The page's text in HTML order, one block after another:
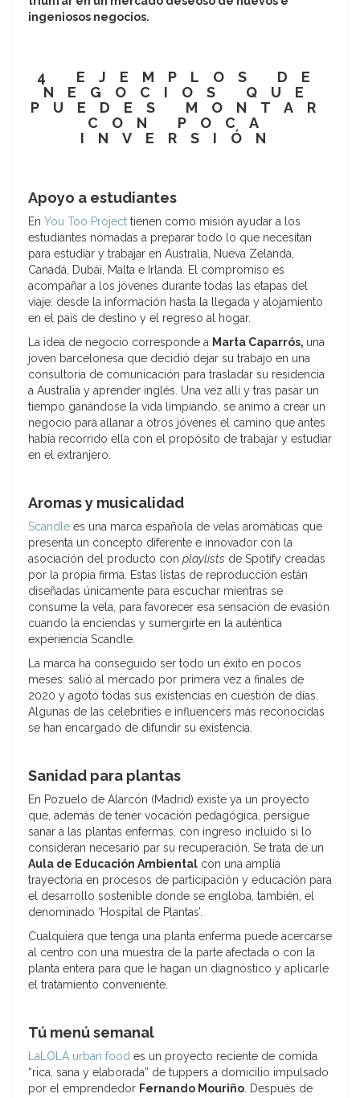
ingeniosos negocios.
4 EJEMPLOS DE
NEGOCIOS QUE
PUEDES MONTAR
CON POCA
INVERSIÓN
Apoyo a estudiantes
En You Too Project tienen como misión ayudar a los
estudiantes nómadas a preparar todo lo que necesitan
para estudiar y trabajar en Australia, Nueva Zelanda,
Canadá, Dubái, Malta e Irlanda. El compromiso es
acompañar a los jóvenes durante todas las etapas del
viaje: desde la información hasta la llegada y alojamiento
en el país de destino y el regreso al hogar.
La idea de negocio corresponde a Marta Caparrós, una
joven barcelonesa que decidió dejar su trabajo en una
consultoría de comunicación para trasladar su residencia
a Australia y aprender inglés. Una vez allí y tras pasar un
tiempo ganándose la vida limpiando, se animó a crear un
negocio para allanar a otros jóvenes el camino que antes
había recorrido ella con el propósito de trabajar y estudiar
en el extranjero.
Aromas y musicalidad
Scandle es una marca española de velas aromáticas que
presenta un concepto diferente e innovador con la
asociación del producto con playlists de Spotify creadas
por la propia firma. Estas listas de reproducción están
diseñadas únicamente para escuchar mientras se
consume la vela, para favorecer esa sensación de evasión
cuando la enciendas y sumergirte en la auténtica
experiencia Scandle.
La marca ha conseguido ser todo un éxito en pocos
meses: salió al mercado por primera vez a finales de
2020 y agotó todas sus existencias en cuestión de días.
Algunas de las celebrities e influencers más reconocidas
se han encargado de difundir su existencia.
Sanidad para plantas
En Pozuelo de Alarcón (Madrid) existe ya un proyecto
que, además de tener vocación pedagógica, persigue
sanar a las plantas enfermas, con ingreso incluido si lo
consideran necesario par su recuperación. Se trata de un
Aula de Educación Ambiental con una amplia
trayectoria en procesos de participación y educación para
el desarrollo sostenible donde se engloba, también, el
denominado ‘Hospital de Plantas’.
Cualquiera que tenga una planta enferma puede acercarse
al centro con una muestra de la parte afectada o con la
planta entera para que le hagan un diagnóstico y aplicarle
el tratamiento conveniente.
Tú menú semanal
LaLOLA urban food es un proyecto reciente de comida
“rica, sana y elaborada” de tuppers a domicilio impulsado
por el emprendedor Fernando Mouriño. Después de